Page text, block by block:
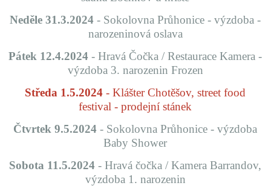
Neděle 31.3.2024- Sokolovna Průhonice - výzdoba -
narozeninová oslava
Pátek 12.4.2024 - Hravá Čočka / Restaurace Kamera -
výzdoba 3. narozenin Frozen
Středa 1.5.2024 - Klášter Chotěšov, street food
festival - prodejní stánek
Čtvrtek 9.5.2024- Sokolovna Průhonice - výzdoba
Baby Shower
Sobota 11.5.2024- Hravá čočka / Kamera Barrandov,
výzdoba 1. narozenin